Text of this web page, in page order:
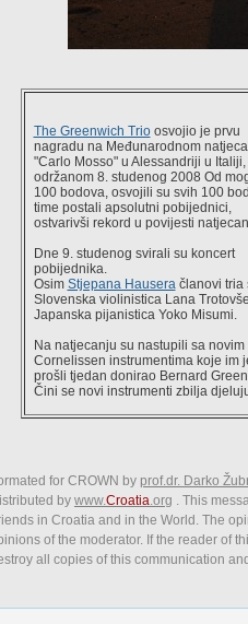
The Greenwich Trioosvojio je prvu
nagradu na Međunarodnom
"Carlo Mosso" u Alessandriji u Italiji,
održanom 8. studenog 2008 Od
100 bodova, osvojili su svih 100
time postali apsolutni pobijednici,
ostvarivši rekord u povijesti
Dne 9. studenog svirali su koncert
pobijednika.
Osim Stjepana Hauseračlanovi tria
Slovenska violinistica Lana
Japanska pijanistica Yoko Misumi.
Na natjecanju su nastupili sa novim
Cornelissen instrumentima koje im
prošli tjedan donirao Bernard
Čini se novi instrumenti zbilja
for CROWN by prof.dr. Darko
by www.Croatia.org . This
in Croatia and in the World. The
of the moderator. If the reader of
all copies of this communication